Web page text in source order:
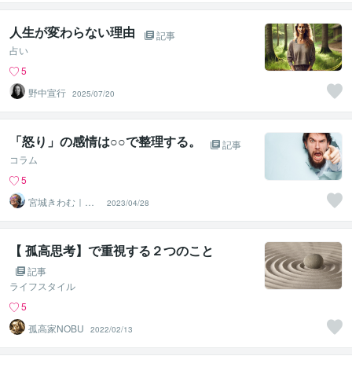
人生が変わらない理由
記事
占い
5
野中宣行 2025/07/20
「怒り」の感情は○○で整理する。
記事
コラム
5
宮城きわむ｜オ
ンライン三線レ
ッスン
2023/04/28
【 孤高思考】で重視する２つのこと
記事
ライフスタイル
5
孤高家NOBU
2022/02/13